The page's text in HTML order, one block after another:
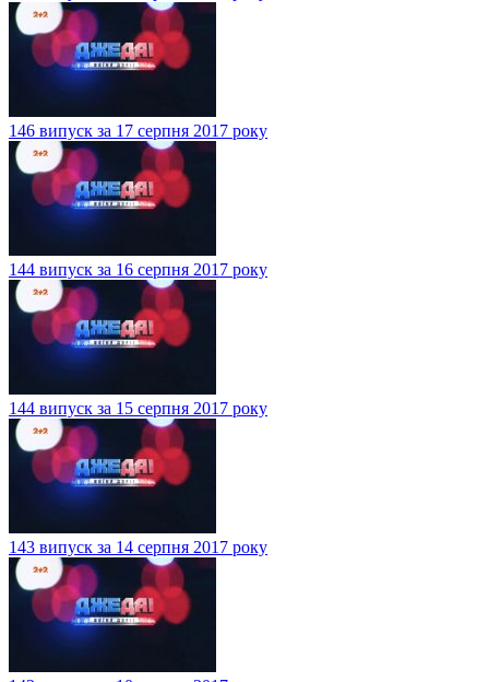
146 випуск за 17 серпня 2017 року
144 випуск за 16 серпня 2017 року
144 випуск за 15 серпня 2017 року
143 випуск за 14 серпня 2017 року